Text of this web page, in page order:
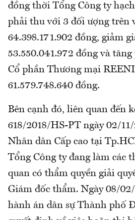
đồng thời Tổng Công ty
phải thu với 3 đối ượng trên
64.398.171.902 đồng, giảm
53.550.041.972 đồng và
Cổ phần Thương mại
61.579.748.640 đồng.
Bên cạnh đó, liên quan đến
618/2018/HS-PT ngày 02/
Nhân dân Cấp cao tại
Tổng Công ty đang làm các
quan có thẩm quyền giải
Giám đốc thẩm. Ngày 08/
hành án dân sự Thành phố